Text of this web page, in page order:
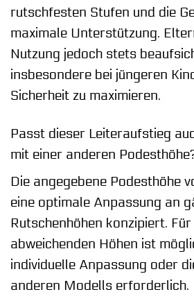
rutschfesten Stufen und die
maximale Unterstützung.
Nutzung jedoch stets
insbesondere bei jüngeren
Sicherheit zu maximieren.
Passt dieser Leiteraufstieg
mit einer anderen
Die angegebene Podesthöhe
eine optimale Anpassung an
Rutschenhöhen konzipiert.
abweichenden Höhen ist
individuelle Anpassung oder
anderen Modells erforderlich.